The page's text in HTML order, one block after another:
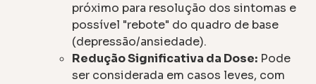
próximo para resolução dos sintomas e
possível "rebote" do quadro de base
(depressão/ansiedade).
Redução Significativa da Dose: Pode
ser considerada em casos leves, com